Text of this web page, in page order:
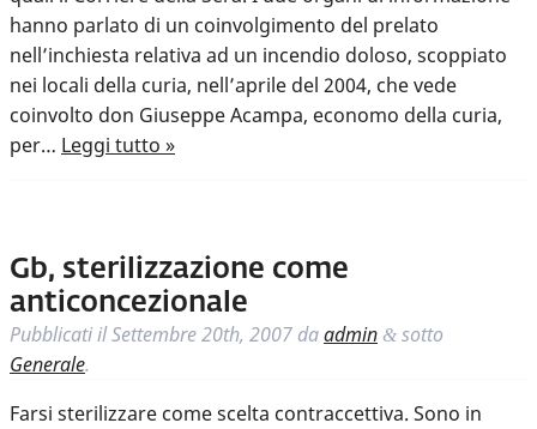
hanno parlato di un coinvolgimento del prelato
nell’inchiesta relativa ad un incendio doloso, scoppiato
nei locali della curia, nell’aprile del 2004, che vede
coinvolto don Giuseppe Acampa, economo della curia,
per… Leggi tutto »
Gb, sterilizzazione come
anticoncezionale
Pubblicati ilSettembre 20th, 2007 daadmin & sotto
Generale.
Farsi sterilizzare come scelta contraccettiva. Sono in